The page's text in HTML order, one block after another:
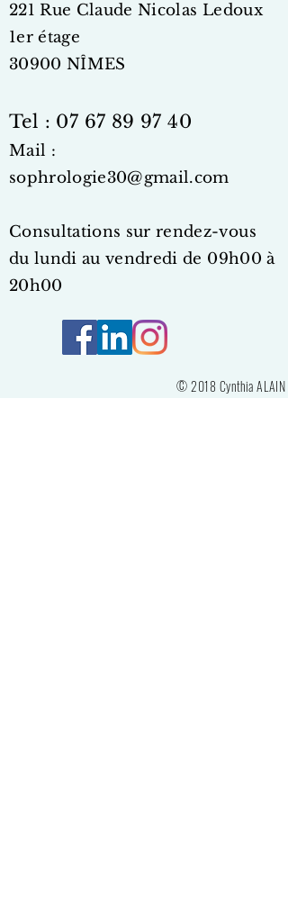
221 Rue Claude Nicolas Ledoux
1er étage
30900 NÎMES
Tel : 07 67 89 97 40
Mail :
sophrologie30@gmail.com
Consultations sur rendez-vous
du lundi au vendredi de 09h00 à
20h00
© 2018 Cynthia ALAIN